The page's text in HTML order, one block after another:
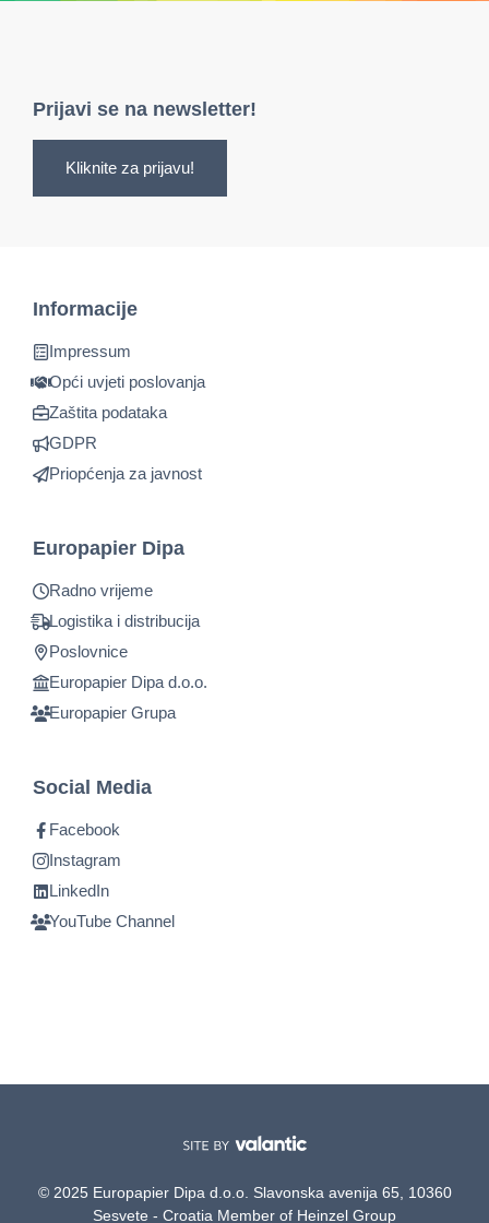
Prijavi se na newsletter!
Kliknite za prijavu!
Informacije
Impressum
Opći uvjeti poslovanja
Zaštita podataka
GDPR
Priopćenja za javnost
Europapier Dipa
Radno vrijeme
Logistika i distribucija
Poslovnice
Europapier Dipa d.o.o.
Europapier Grupa
Social Media
Facebook
Instagram
LinkedIn
YouTube Channel
© 2025 Europapier Dipa d.o.o. Slavonska avenija 65, 10360
Sesvete - Croatia Member of Heinzel Group